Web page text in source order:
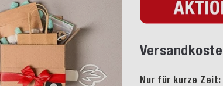
Nur für kurze Zeit: